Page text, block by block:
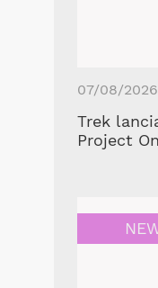
07/08/2026
Trek
Project